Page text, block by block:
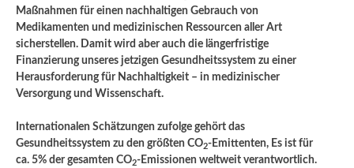
Maßnahmen für einen nachhaltigen Gebrauch von
Medikamenten und medizinischen Ressourcen aller Art
sicherstellen. Damit wird aber auch die längerfristige
Finanzierung unseres jetzigen Gesundheitssystem zu einer
Herausforderung für Nachhaltigkeit – in medizinischer
Versorgung und Wissenschaft.
Internationalen Schätzungen zufolge gehört das
Gesundheitssystem zu den größten CO2-Emittenten, Es ist für
ca. 5% der gesamten CO2-Emissionen weltweit verantwortlich.